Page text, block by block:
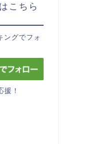
こちら
ングでフォ
援！